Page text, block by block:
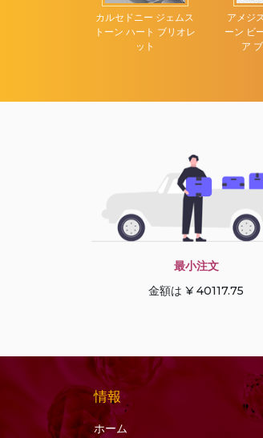
ブラックトルマリン
ブラックムーンストー
ツ
プレシャスジェムスト
プレナイトの宝石
ベスビアナイトの宝石
ヘソナイトガーネット
ペリドットの宝石
ホワイトムーンストー
ン
マラカイトの宝石
マルチサファイア
カルセドニー ジェムス
トーン ハート ブリオレ
ット
アメジ
ーン ビ
ア
最小注文
金額は ¥ 40117.75
情報
ホーム